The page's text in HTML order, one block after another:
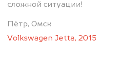
сложной ситуации!
Пётр, Омск
Volkswagen Jetta, 2015